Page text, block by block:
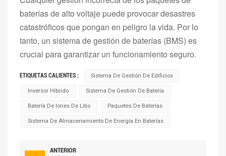
baterías de alto voltaje puede provocar desastres
catastróficos que pongan en peligro la vida. Por lo
tanto, un sistema de gestión de baterías (BMS) es
crucial para garantizar un funcionamiento seguro.
ETIQUETAS CALIENTES : Sistema De Gestión De Edificios
Inversor Híbrido Sistema De Gestión De Batería
Batería De Iones De Litio Paquetes De Baterías
Sistema De Almacenamiento De Energía En Baterías
ANTERIOR